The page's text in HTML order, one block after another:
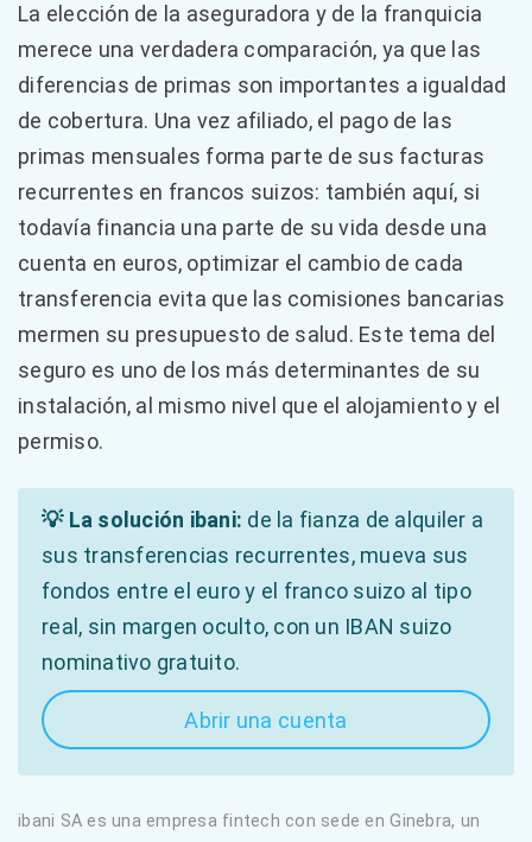
La elección de la aseguradora y de la franquicia
merece una verdadera comparación, ya que las
diferencias de primas son importantes a igualdad
de cobertura. Una vez afiliado, el pago de las
primas mensuales forma parte de sus facturas
recurrentes en francos suizos: también aquí, si
todavía financia una parte de su vida desde una
cuenta en euros, optimizar el cambio de cada
transferencia evita que las comisiones bancarias
mermen su presupuesto de salud. Este tema del
seguro es uno de los más determinantes de su
instalación, al mismo nivel que el alojamiento y el
permiso.
💡 La solución ibani: de la fianza de alquiler a
sus transferencias recurrentes, mueva sus
fondos entre el euro y el franco suizo al tipo
real, sin margen oculto, con un IBAN suizo
nominativo gratuito.
Abrir una cuenta
ibani SA es una empresa fintech con sede en Ginebra, un